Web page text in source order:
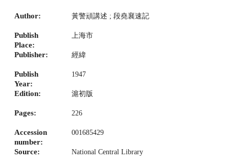
Author: 黃警頑講述 ; 段堯襄速記
Publish
Place:
上海市
Publisher: 經緯
Publish
Year:
1947
Edition: 滬初版
Pages: 226
Accession
number:
001685429
Source: National Central Library